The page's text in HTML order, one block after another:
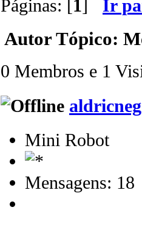
Páginas: [1] Ir
AutorTópico:
0 Membros e 1
Mini Robot
Mensagens: 18